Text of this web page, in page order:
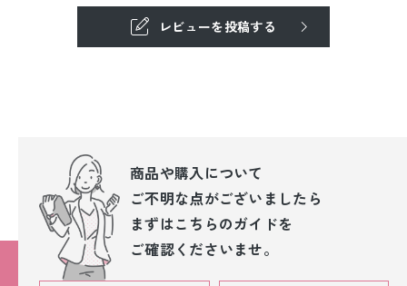
レビューを投稿する
商品や購入について
ご不明な点がございましたら
まずはこちらのガイドを
ご確認くださいませ。